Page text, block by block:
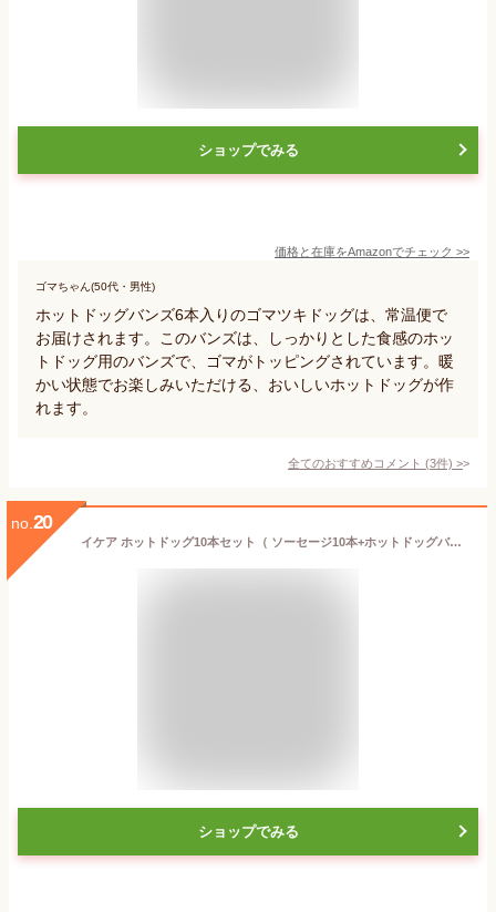
ショップでみる
価格と在庫をAmazonでチェック >>
ゴマちゃん(50代・男性)
ホットドッグバンズ6本入りのゴマツキドッグは、常温便で
お届けされます。このバンズは、しっかりとした食感のホッ
トドッグ用のバンズで、ゴマがトッピングされています。暖
かい状態でお楽しみいただける、おいしいホットドッグが作
れます。
全てのおすすめコメント (3件) >
no. 20
イケア ホットドッグ10本セット（ ソーセージ10本+ホットドッグバンズ10個）クール便（冷凍）
ショップでみる